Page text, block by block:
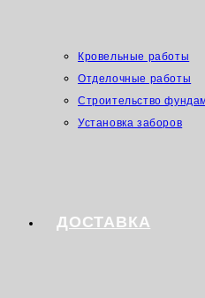
Кровельные работы
Отделочные работы
Строительство
Установка заборов
ДОСТАВКА